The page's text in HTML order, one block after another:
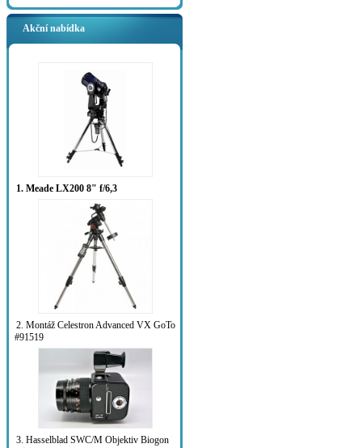
Akční nabídka
1. Meade LX200 8" f/6,3
2. Montáž Celestron Advanced VX GoTo
#91519
3. Hasselblad SWC/M Objektiv Biogon